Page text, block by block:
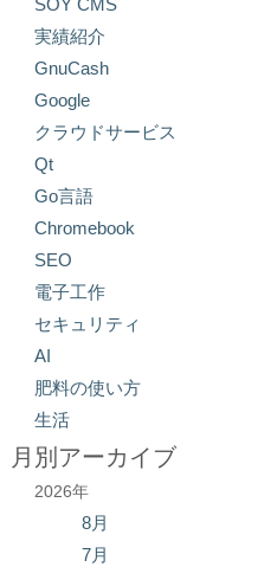
SOY CMS
実績紹介
GnuCash
Google
クラウドサービス
Qt
Go言語
Chromebook
SEO
電子工作
セキュリティ
AI
肥料の使い方
生活
月別アーカイブ
2026年
8月
7月